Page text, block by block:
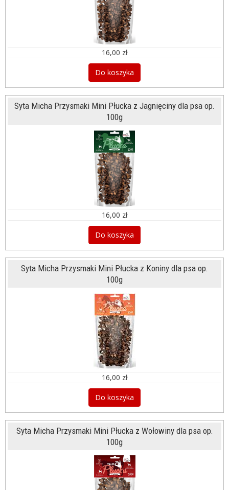
16,00 zł
Do koszyka
Syta Micha Przysmaki Mini Płucka z Jagnięciny dla psa op.
100g
16,00 zł
Do koszyka
Syta Micha Przysmaki Mini Płucka z Koniny dla psa op.
100g
16,00 zł
Do koszyka
Syta Micha Przysmaki Mini Płucka z Wołowiny dla psa op.
100g